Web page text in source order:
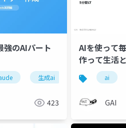
強のAIパート
生成ai lt
423
AIを使って
作って生活
ai
GAI